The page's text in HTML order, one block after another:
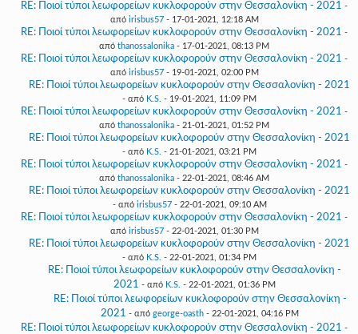
RE: Ποιοί τύποι λεωφορείων κυκλοφορούν στην Θεσσαλονίκη - 2021 -
από irisbus57- 17-01-2021, 12:18 AM
RE: Ποιοί τύποι λεωφορείων κυκλοφορούν στην Θεσσαλονίκη - 2021 -
από thanossalonika - 17-01-2021, 08:13 PM
RE: Ποιοί τύποι λεωφορείων κυκλοφορούν στην Θεσσαλονίκη - 2021 -
από irisbus57- 19-01-2021, 02:00 PM
RE: Ποιοί τύποι λεωφορείων κυκλοφορούν στην Θεσσαλονίκη - 2021
- από K.S. - 19-01-2021, 11:09 PM
RE: Ποιοί τύποι λεωφορείων κυκλοφορούν στην Θεσσαλονίκη - 2021 -
από thanossalonika - 21-01-2021, 01:52 PM
RE: Ποιοί τύποι λεωφορείων κυκλοφορούν στην Θεσσαλονίκη - 2021
- από K.S. - 21-01-2021, 03:21 PM
RE: Ποιοί τύποι λεωφορείων κυκλοφορούν στην Θεσσαλονίκη - 2021 -
από thanossalonika - 22-01-2021, 08:46 AM
RE: Ποιοί τύποι λεωφορείων κυκλοφορούν στην Θεσσαλονίκη - 2021
- από irisbus57- 22-01-2021, 09:10 AM
RE: Ποιοί τύποι λεωφορείων κυκλοφορούν στην Θεσσαλονίκη - 2021 -
από irisbus57- 22-01-2021, 01:30 PM
RE: Ποιοί τύποι λεωφορείων κυκλοφορούν στην Θεσσαλονίκη - 2021
- από K.S. - 22-01-2021, 01:34 PM
RE: Ποιοί τύποι λεωφορείων κυκλοφορούν στην Θεσσαλονίκη -
2021 - από K.S. - 22-01-2021, 01:36 PM
RE: Ποιοί τύποι λεωφορείων κυκλοφορούν στην Θεσσαλονίκη -
2021 - από george-oasth - 22-01-2021, 04:16 PM
RE: Ποιοί τύποι λεωφορείων κυκλοφορούν στην Θεσσαλονίκη - 2021 -